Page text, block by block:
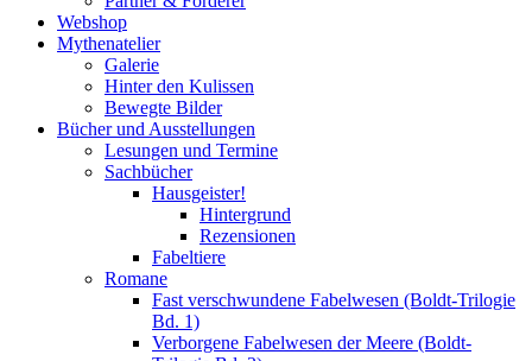
Webshop
Mythenatelier
Galerie
Hinter den Kulissen
Bewegte Bilder
Bücher und Ausstellungen
Lesungen und Termine
Sachbücher
Hausgeister!
Hintergrund
Rezensionen
Fabeltiere
Romane
Fast verschwundene Fabelwesen (Boldt-Trilogie
Bd. 1)
Verborgene Fabelwesen der Meere (Boldt-